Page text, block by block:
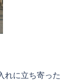
れに立ち寄った